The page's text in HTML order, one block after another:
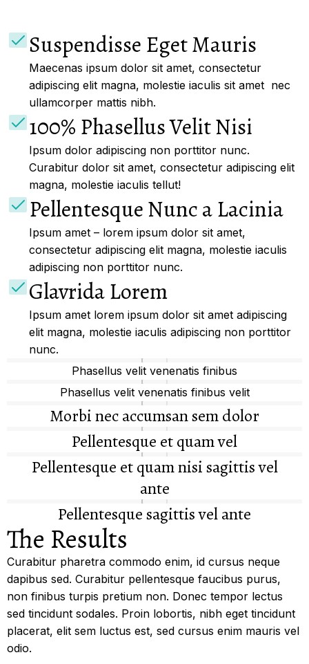
Suspendisse Eget Mauris
Maecenas ipsum dolor sit amet, consectetur
adipiscing elit magna, molestie iaculis sit amet nec
ullamcorper mattis nibh.
100% Phasellus Velit Nisi
Ipsum dolor adipiscing non porttitor nunc.
Curabitur dolor sit amet, consectetur adipiscing elit
magna, molestie iaculis tellut!
Pellentesque Nunc a Lacinia
Ipsum amet – lorem ipsum dolor sit amet,
consectetur adipiscing elit magna, molestie iaculis
adipiscing non porttitor nunc.
Glavrida Lorem
Ipsum amet lorem ipsum dolor sit amet adipiscing
elit magna, molestie iaculis adipiscing non porttitor
nunc.
Phasellus velit venenatis finibus
Phasellus velit venenatis finibus velit
Morbi nec accumsan sem dolor
Pellentesque et quam vel
Pellentesque et quam nisi sagittis vel
ante
Pellentesque sagittis vel ante
The Results
Curabitur pharetra commodo enim, id cursus neque
dapibus sed. Curabitur pellentesque faucibus purus,
non finibus turpis pretium non. Donec tempor lectus
sed tincidunt sodales. Proin lobortis, nibh eget tincidunt
placerat, elit sem luctus est, sed cursus enim mauris vel
odio.